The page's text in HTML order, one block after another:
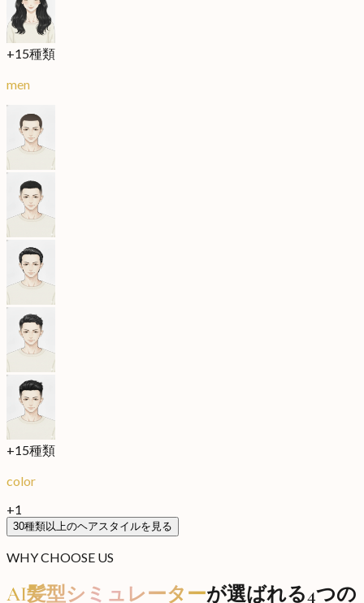
+15種類
men
+15種類
color
+1
30種類以上のヘアスタイルを見る
WHY CHOOSE US
AI髪型シミュレーターが選ばれる4つの